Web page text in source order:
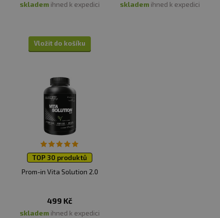
skladem ihned k expedici
Vložit do košíku
skladem ihned k expedici
TOP 30 produktů
Prom-in Vita Solution 2.0
499 Kč
skladem ihned k expedici